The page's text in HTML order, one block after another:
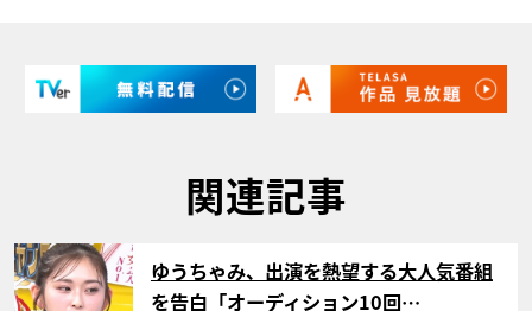
関連記事
サムネイル
ゆうちゃみ、出演を熱望する大人気番組
を告白「オーディション10回…